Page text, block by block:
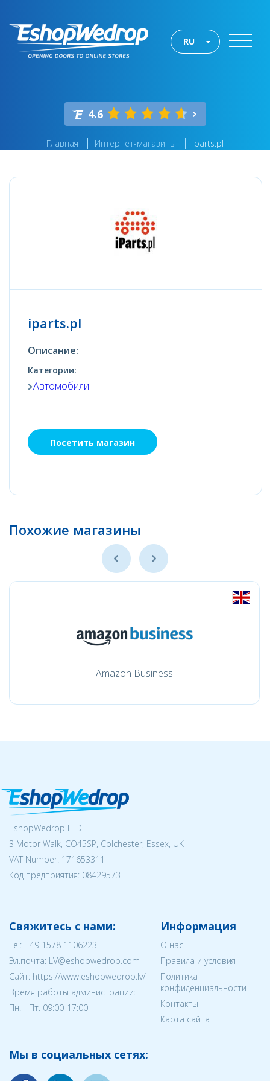
RU
4.6
Главная Интернет-магазины iparts.pl
iparts.pl
Описание:
Категории:
Автомобили
Посетить магазин
Похожие магазины
Amazon Business
EshopWedrop LTD
3 Motor Walk, CO45SP, Colchester, Essex, UK
VAT Number: 171653311
Код предприятия: 08429573
Свяжитесь с нами:
Tel: +49 1578 1106223
Эл.почта: LV@eshopwedrop.com
Cайт: https://www.eshopwedrop.lv/
Время работы администрации:
Пн. - Пт. 09:00-17:00
Информация
О нас
Правила и условия
Политика
конфиденциальности
Контакты
Карта сайта
Мы в социальных сетях: